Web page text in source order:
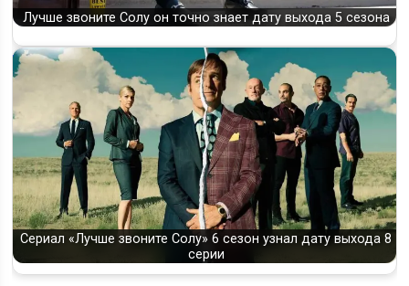
Лучше звоните Солу он точно знает дату выхода 5 сезона
Сериал «Лучше звоните Солу» 6 сезон узнал дату выхода 8
серии